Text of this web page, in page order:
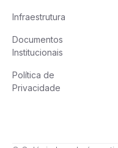
Infraestrutura
Documentos
Institucionais
Política de
Privacidade